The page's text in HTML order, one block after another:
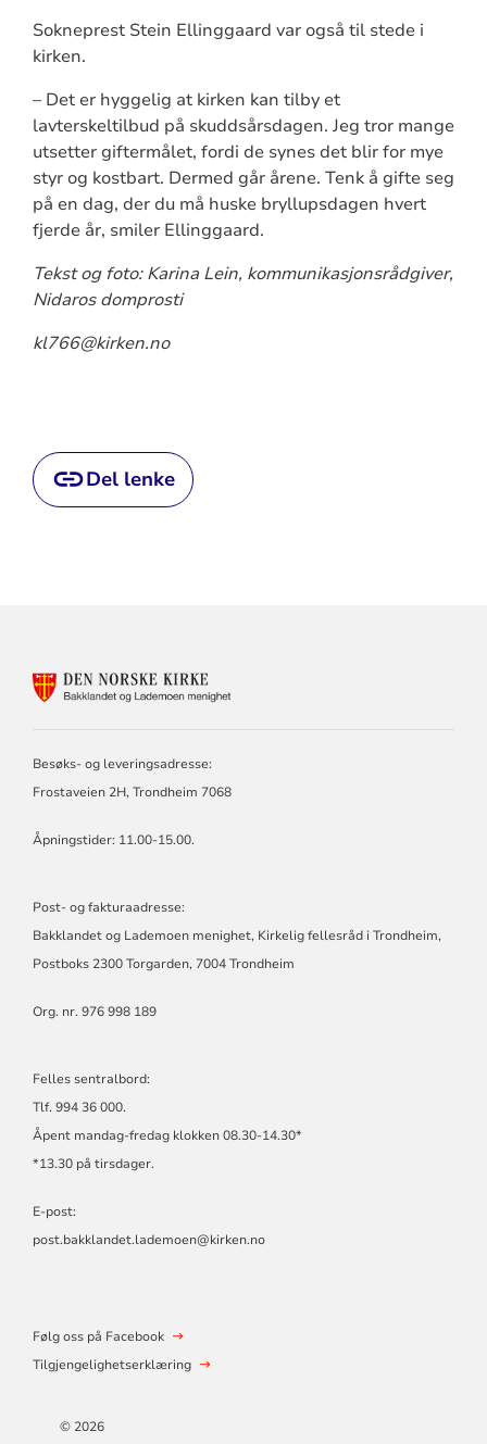
Sokneprest Stein Ellinggaard var også til stede i
kirken.
– Det er hyggelig at kirken kan tilby et
lavterskeltilbud på skuddsårsdagen. Jeg tror mange
utsetter giftermålet, fordi de synes det blir for mye
styr og kostbart. Dermed går årene. Tenk å gifte seg
på en dag, der du må huske bryllupsdagen hvert
fjerde år, smiler Ellinggaard.
Tekst og foto: Karina Lein, kommunikasjonsrådgiver,
Nidaros domprosti
kl766@kirken.no
Del lenke
Besøks- og leveringsadresse:
Frostaveien 2H, Trondheim 7068
Åpningstider: 11.00-15.00.
Post- og fakturaadresse:
Bakklandet og Lademoen menighet, Kirkelig fellesråd i Trondheim,
Postboks 2300 Torgarden, 7004 Trondheim
Org. nr. 976 998 189
Felles sentralbord:
Tlf. 994 36 000.
Åpent mandag-fredag klokken 08.30-14.30*
*13.30 på tirsdager.
E-post:
post.bakklandet.lademoen@kirken.no
Følg oss på Facebook
Tilgjengelighetserklæring
© 2026